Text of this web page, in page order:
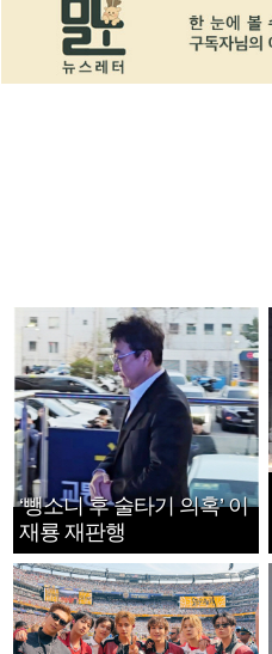
‘뺑소니 후 술타기 의혹’ 이
재룡 재판행